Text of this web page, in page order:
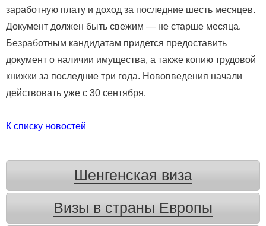
заработную плату и доход за последние шесть месяцев.
Документ должен быть свежим — не старше месяца.
Безработным кандидатам придется предоставить
документ о наличии имущества, а также копию трудовой
книжки за последние три года. Нововведения начали
действовать уже с 30 сентября.
К списку новостей
Шенгенская виза
Визы в страны Европы